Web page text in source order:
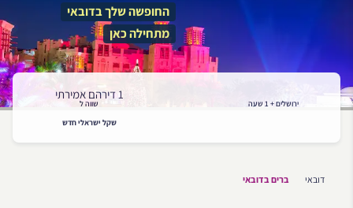
החופשה שלך בדובאי
מתחילה כאן
ירושלים + 1 שעה
1 דירהם אמירתי
שווה ל
שקל ישראלי חדש
דובאי ברים בדובאי